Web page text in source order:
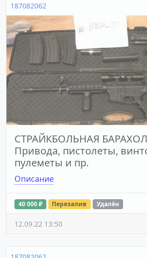
187082062
СТРАЙКБОЛЬНАЯ
Привода, пистолеты,
пулеметы и пр.
Описание
40 000 ₽ Перезалив Удалён
12.09.22 13:50